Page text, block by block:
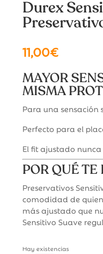
Durex
11,00€
MAYOR
MISMA
Para una sensación
Perfecto para el
El fit ajustado
POR QUÉ
Preservativos
comodidad de
más ajustado que
Sensitivo Suave
Hay existencias